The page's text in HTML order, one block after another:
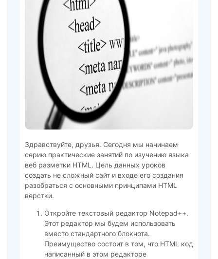
Здравствуйте, друзья. Сегодня мы начинаем
серию практические занятий по изучению языка
веб разметки HTML. Цель данных уроков
создать не сложный сайт и входе его создания
разобраться с основными принципами HTML
верстки.
Откройте текстовый редактор Notepad++.
Этот редактор мы будем использовать
вместо стандартного блокнота.
Преимущество состоит в том, что HTML код
написанный в этом редакторе